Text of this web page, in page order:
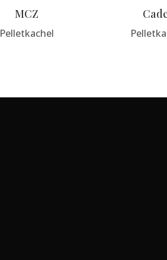
MCZ
Pelletkachel